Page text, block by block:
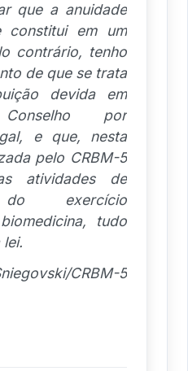
que a anuidade
constitui em um
contrário, tenho
de que se trata
devida em
por
e que, nesta
pelo CRBM-5
atividades de
do exercício
tudo
CRBM-5